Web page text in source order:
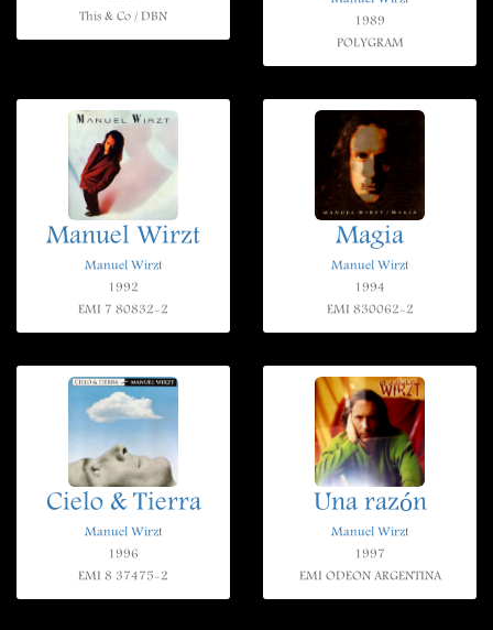
This & Co / DBN
1989
POLYGRAM
Manuel Wirzt
Manuel Wirzt
1992
EMI 7 80832-2
Magia
Manuel Wirzt
1994
EMI 830062-2
Cielo & Tierra
Manuel Wirzt
1996
EMI 8 37475-2
Una razón
Manuel Wirzt
1997
EMI ODEON ARGENTINA